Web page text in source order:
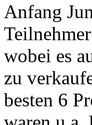
Anfang
wobei es
zu
besten 6